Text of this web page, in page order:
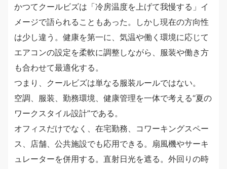
かつてクールビズは「冷房温度を上げて我慢する」イ
メージで語られることもあった。しかし現在の方向性
は少し違う。健康を第一に、気温や働く環境に応じて
エアコンの設定を柔軟に調整しながら、服装や働き方
も合わせて最適化する。
つまり、クールビズは単なる服装ルールではない。
空調、服装、勤務環境、健康管理を一体で考える“夏の
ワークスタイル設計”である。
オフィスだけでなく、在宅勤務、コワーキングスペー
ス、店舗、公共施設でも応用できる。扇風機やサーキ
ュレーターを併用する。直射日光を遮る。外回りの時